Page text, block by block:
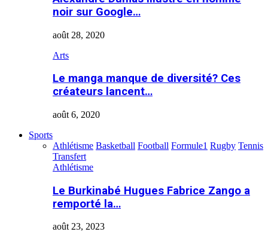
noir sur Google…
août 28, 2020
Arts
Le manga manque de diversité? Ces
créateurs lancent…
août 6, 2020
Sports
Athlétisme Basketball Football Formule1 Rugby Tennis
Transfert
Athlétisme
Le Burkinabé Hugues Fabrice Zango a
remporté la…
août 23, 2023